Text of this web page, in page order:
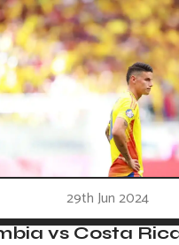
29th Jun 2024
vs Costa